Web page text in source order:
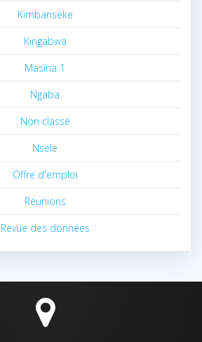
Kimbanseke
Kingabwa
Masina 1
Ngaba
Non classé
Nsele
Offre d'emploi
Réunions
Revue des données